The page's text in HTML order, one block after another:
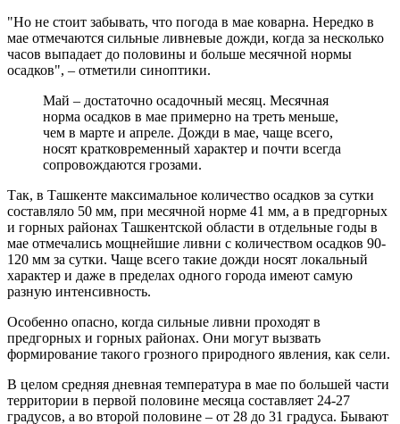
"Но не стоит забывать, что погода в мае коварна. Нередко в
мае отмечаются сильные ливневые дожди, когда за несколько
часов выпадает до половины и больше месячной нормы
осадков", – отметили синоптики.
Май – достаточно осадочный месяц. Месячная
норма осадков в мае примерно на треть меньше,
чем в марте и апреле. Дожди в мае, чаще всего,
носят кратковременный характер и почти всегда
сопровождаются грозами.
Так, в Ташкенте максимальное количество осадков за сутки
составляло 50 мм, при месячной норме 41 мм, а в предгорных
и горных районах Ташкентской области в отдельные годы в
мае отмечались мощнейшие ливни с количеством осадков 90-
120 мм за сутки. Чаще всего такие дожди носят локальный
характер и даже в пределах одного города имеют самую
разную интенсивность.
Особенно опасно, когда сильные ливни проходят в
предгорных и горных районах. Они могут вызвать
формирование такого грозного природного явления, как сели.
В целом средняя дневная температура в мае по большей части
территории в первой половине месяца составляет 24-27
градусов, а во второй половине – от 28 до 31 градуса. Бывают